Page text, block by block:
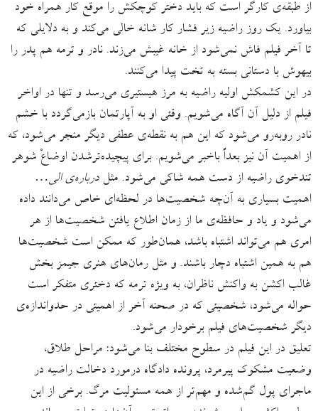
از طبقه‌ی کارگر است که باید دختر کوچکش را موقع کار همراه خود
بیاورد. یک روز راضیه زیر فشار کار شانه خالی می‌کند و به دلایلی که
تا آخر فیلم فاش نمی‌شود از خانه غیبش می‌زند. نادر و ترمه هم پدر را
بیهوش با دستانی بسته به تخت پیدا می‌کنند.
در این کشمکش اولیه راضیه به مرز هیستیری می‌رسد و تنها در اواخر
فیلم از دلیل آن آگاه می‌شویم. وقتی او به آپارتمان بازمی‌گردد با خشم
نادر روبه‌رو می‌شود که این هم به نقطه‌ی عطفی دیگر منجر می‌شود، که
از اهمیت آن نیز بعداً باخبر می‌شویم. برای پیچیده‌ترشدن اوضاعْ شوهر
تندخوی راضیه از دست همه شاکی می‌شود. مثلدرباره‌ی الی…
اهمیت بسیاری به آن‌چه شخصیت‌ها در لحظه‌ای خاص می‌دانند داده
می‌شود و یاد و حافظه‌ی ما از زمان اطلاع یافتن شخصیت‌ها از هر
امری هم می‌تواند اشتباه باشد، همان‌طور که ممکن است شخصیت‌ها
هم به همین اشتباه دچار باشند. و مثل رمان‌های هنری جیمز بخش
غالب اکشن به واکنش ناظران، به ویژه ترمه که دختری متفکر است
حواله می‌شود، شخصیتی که در صحنه آخر از اهمیتی در حدواندازه‌ی
دیگر شخصیت‌های فیلم برخودار می‌شود.
تعلیق در این فیلم در سطوح مختلف بنا می‌شود: مراحل طلاق،
وضعیت مشکوک پیرمرد، پرونده دادگاه درمورد دخالت راضیه در
ماجرای پول گم‌شده و مهم‌تر از همه مسئولیت مرگ. برخی از این